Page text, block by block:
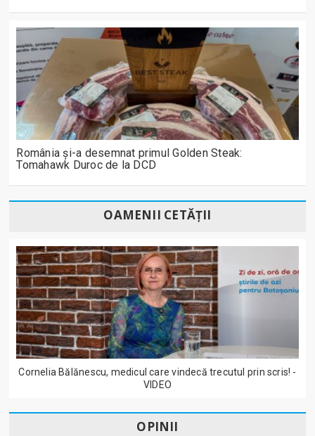
România și-a desemnat primul Golden Steak:
Tomahawk Duroc de la DCD
OAMENII CETĂȚII
Cornelia Bălănescu, medicul care vindecă trecutul prin scris! -
VIDEO
OPINII